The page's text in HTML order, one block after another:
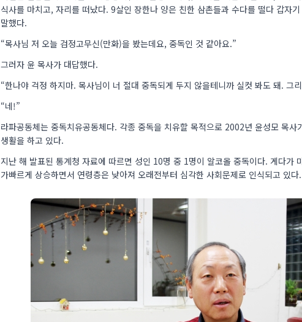
식사를 마치고, 자리를 떠났다. 9살인 장한나 양은 친한 삼촌들과 수다를 떨다 갑자
말했다.
“목사님 저 오늘 검정고무신(만화)을 봤는데요, 중독인 것 같아요.”
그러자 윤 목사가 대답했다.
“한나야 걱정 하지마. 목사님이 너 절대 중독되게 두지 않을테니까 실컷 봐도 돼. 그
“네!”
라파공동체는 중독치유공동체다. 각종 중독을 치유할 목적으로 2002년 윤성모 목사
생활을 하고 있다.
지난 해 발표된 통계청 자료에 따르면 성인 10명 중 1명이 알코올 중독이다. 게다가
가빠르게 상승하면서 연령층은 낮아져 오래전부터 심각한 사회문제로 인식되고 있다.